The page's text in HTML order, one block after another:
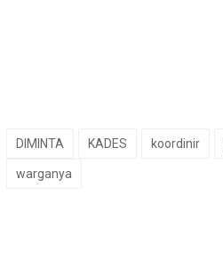
DIMINTA KADES koordinir
warganya